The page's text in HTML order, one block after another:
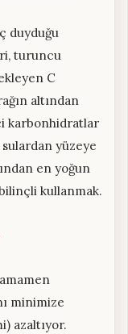
duyduğu
turuncu
C
altından
karbonhidratlar
sulardan yüzeye
en yoğun
kullanmak.
minimize
azaltıyor.